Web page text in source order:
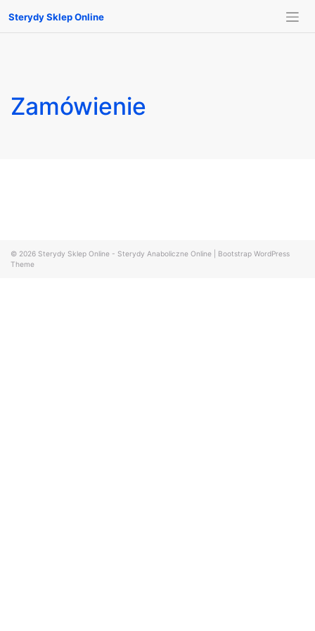
Sterydy Sklep Online
Zamówienie
© 2026 Sterydy Sklep Online - Sterydy Anaboliczne Online
Bootstrap WordPress
Theme